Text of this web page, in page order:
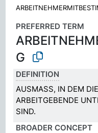
PREFERRED TERM
G
DEFINITION
AUSMASS, IN DEM
ARBEITGEBENDE
SIND.
BROADER CONCEPT